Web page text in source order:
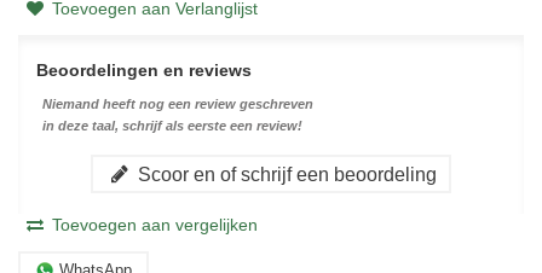
Toevoegen aan Verlanglijst
Beoordelingen en reviews
Niemand heeft nog een review geschreven
in deze taal, schrijf als eerste een review!
Scoor en of schrijf een beoordeling
Toevoegen aan vergelijken